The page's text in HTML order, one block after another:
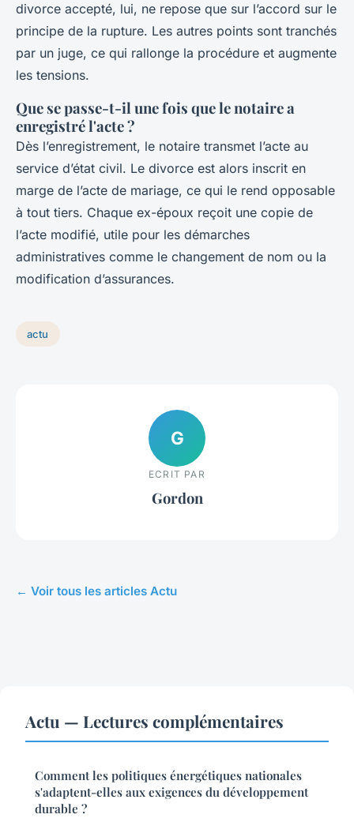
divorce accepté, lui, ne repose que sur l’accord sur le
principe de la rupture. Les autres points sont tranchés
par un juge, ce qui rallonge la procédure et augmente
les tensions.
Que se passe-t-il une fois que le notaire a
enregistré l'acte ?
Dès l’enregistrement, le notaire transmet l’acte au
service d’état civil. Le divorce est alors inscrit en
marge de l’acte de mariage, ce qui le rend opposable
à tout tiers. Chaque ex-époux reçoit une copie de
l’acte modifié, utile pour les démarches
administratives comme le changement de nom ou la
modification d’assurances.
actu
G
ECRIT PAR
Gordon
← Voir tous les articles Actu
Actu — Lectures complémentaires
Comment les politiques énergétiques nationales
s'adaptent-elles aux exigences du développement
durable ?